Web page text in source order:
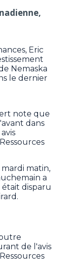
Eric
Nemaska
le dernier
note que
dans
matin,
a
disparu
de l'avis